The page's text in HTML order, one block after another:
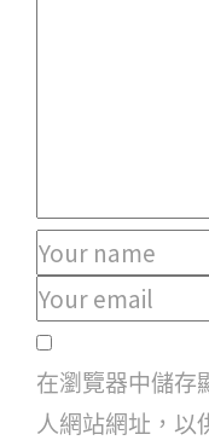
在瀏覽器中儲存
人網站網址，以